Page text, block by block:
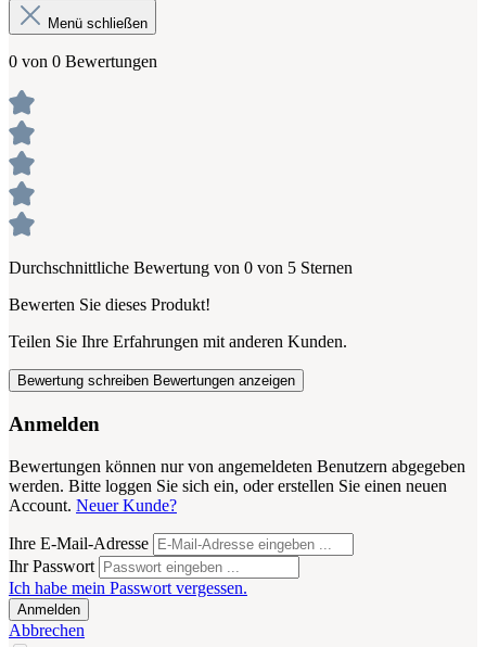
Menü schließen
0 von 0 Bewertungen
Durchschnittliche Bewertung von 0 von 5 Sternen
Bewerten Sie dieses Produkt!
Teilen Sie Ihre Erfahrungen mit anderen Kunden.
Bewertung schreiben Bewertungen anzeigen
Anmelden
Bewertungen können nur von angemeldeten Benutzern abgegeben
werden. Bitte loggen Sie sich ein, oder erstellen Sie einen neuen
Account. Neuer Kunde?
Ihre E-Mail-Adresse
Ihr Passwort
Ich habe mein Passwort vergessen.
Anmelden
Abbrechen